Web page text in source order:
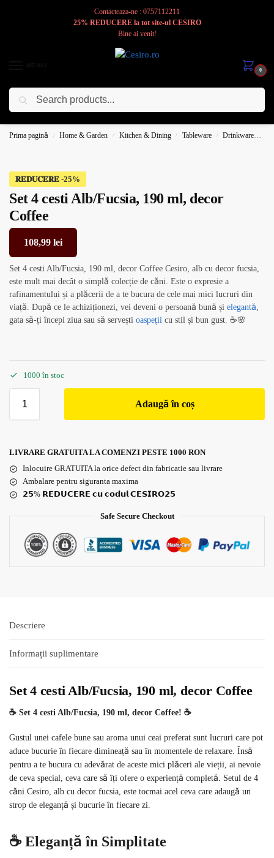
Contacteaza-ne : 0757112211
25% REDUCERE la tot site-ul CESIRO
Bine ai venit!
0
Cesiro
Prima pagină / Home & Garden / Kitchen & Dining / Tableware / Drinkware
𝐑𝐄𝐃𝐔𝐂𝐄𝐑𝐄
Set 4 cesti Alb/Fucsia, 190 ml, decor
Coffee
108,99 lei
Set 4 cesti Alb/Fucsia, 190 ml, decor Coffee Cesiro, alb cu decor fucsia,
este mult mai decât o simplă colecție de căni. Este o expresie a
rafinamentului și a plăcerii de a te bucura de cele mai mici lucruri din
viață. După ce le achiziționezi, vei deveni o persoană bună și elegantă
gata să-ți începi ziua sau să servești oaspeții cu stil și bun gust. ☕🌸
1000 în stoc
Adaugă în coș
LIVRARE GRATUITA LA COMENZI PESTE 1000 RON
Inlocuire GRATUITA la orice defect din fabricatie sau livrare
Ambalare pentru siguranta maxima
𝟮𝟱% 𝗥𝗘𝗗𝗨𝗖𝗘𝗥𝗘 𝗰𝘂 𝗰𝗼𝗱𝘂𝗹 𝗖𝗘𝗦𝗜𝗥𝗢𝟮𝟱
Safe Secure Checkout
Descriere
Informații suplimentare
Set 4 cesti Alb/Fucsia, 190 ml, decor Coffee
☕️ Set 4 cesti Alb/Fucsia, 190 ml, decor Coffee! ☕️
Gustul unei cafele bune sau aroma unui ceai preferat sunt lucruri care pot
aduce bucurie în fiecare dimineață sau în momentele de relaxare. Însă
pentru a te bucura cu adevărat de aceste mici plăceri ale vieții, ai nevoie
de ceva special, ceva care să îți ofere o experiență completă. Setul de 4
căni Cesiro, alb cu decor fucsia, este tocmai acel ceva care adaugă un
strop de eleganță și bucurie în fiecare zi.
☕️ Eleganță în Simplitate